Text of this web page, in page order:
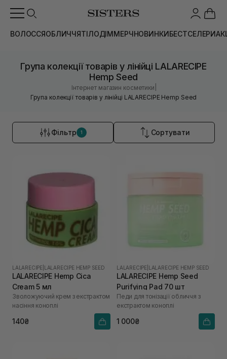
ВОЛОССЯОБЛИЧЧЯТІЛОДІММЕРЧНОВИНКИБЕСТСЕЛЕРИ
Група колекції товарів у лінійці LALARECIPE
Hemp Seed
Інтернет магазин косметики
Група колекції товарів у лінійці LALARECIPE Hemp Seed
Фільтр 1 Сортувати
LALARECIPE LALARECIPE HEMP SEED
LALARECIPE Hemp Cica
Cream 5 мл
Зволожуючий крем з екстрактом
насіння коноплі
140₴
LALARECIPE LALARECIPE HEMP SEED
LALARECIPE Hemp Seed
Purifying Pad 70 шт
Педи для тонізації обличчя з
екстрактом коноплі
1 000₴